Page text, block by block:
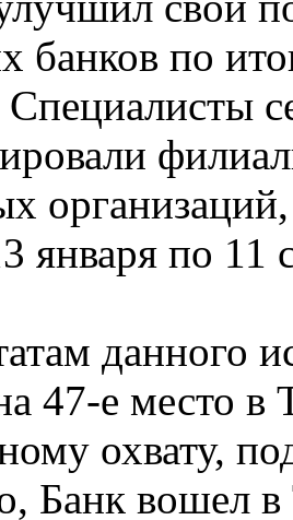
банков по
Специалисты
января по 11
данного
47-е место в
охвату,
Банк вошел